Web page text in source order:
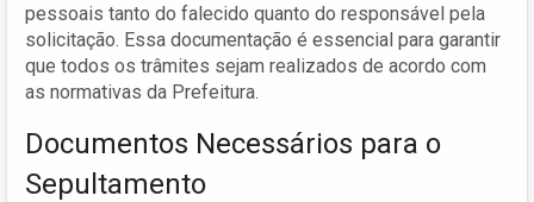
pessoais tanto do falecido quanto do responsável pela
solicitação. Essa documentação é essencial para garantir
que todos os trâmites sejam realizados de acordo com
as normativas da Prefeitura.
Documentos Necessários para o
Sepultamento